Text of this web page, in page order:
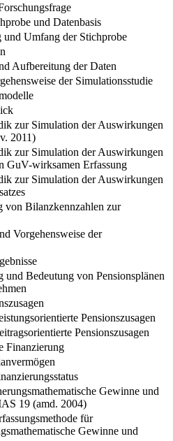
und Datenbasis
und Umfang der Stichprobe
Aufbereitung der Daten
der Simulationsstudie
zur Simulation der Auswirkungen
2011)
zur Simulation der Auswirkungen
GuV-wirksamen Erfassung
zur Simulation der Auswirkungen
von Bilanzkennzahlen zur
Vorgehensweise der
Bedeutung von Pensionsplänen
Pensionszusagen
Pensionszusagen
Finanzierung
Gewinne und
19 (amd. 2004)
für
Gewinne und